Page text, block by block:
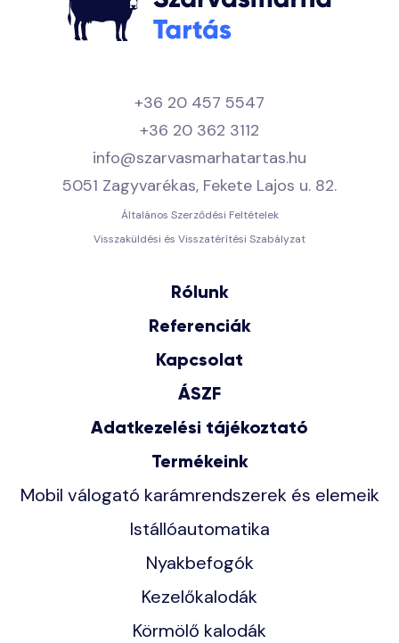
+36 20 457 5547
+36 20 362 3112
info@szarvasmarhatartas.hu
5051 Zagyvarékas, Fekete Lajos u. 82.
Általános Szerződési Feltételek
Visszaküldési és Visszatérítési Szabályzat
Rólunk
Referenciák
Kapcsolat
ÁSZF
Adatkezelési tájékoztató
Termékeink
Mobil válogató karámrendszerek és elemeik
Istállóautomatika
Nyakbefogók
Kezelőkalodák
Körmölő kalodák